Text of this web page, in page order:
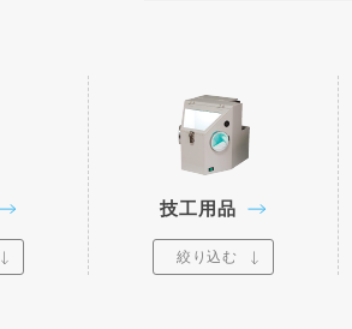
技工用品
絞り込む